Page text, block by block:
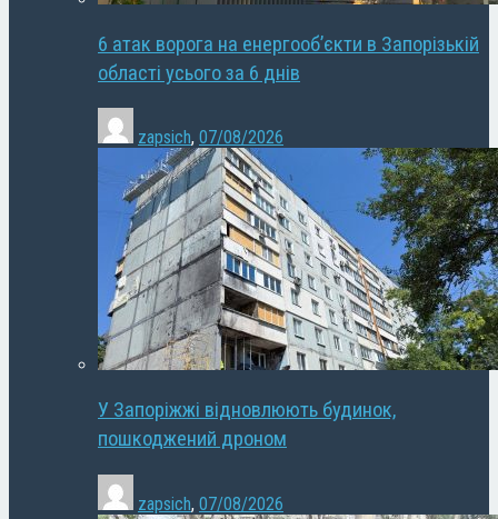
6 атак ворога на енергооб’єкти в Запорізькій
області усього за 6 днів
zapsich, 07/08/2026
У Запоріжжі відновлюють будинок,
пошкоджений дроном
zapsich, 07/08/2026